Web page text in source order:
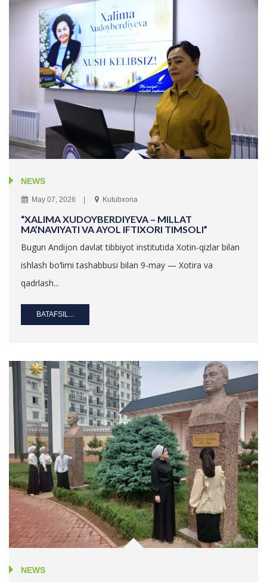
NEWS
May 07, 2026 Kutubxona
“XALIMA XUDOYBERDIYEVA – MILLAT
MA’NAVIYATI VA AYOL IFTIXORI TIMSOLI”
Bugun Andijon davlat tibbiyot institutida Xotin-qizlar bilan
ishlash bo‘limi tashabbusi bilan 9-may — Xotira va
qadrlash...
BATAFSIL...
NEWS